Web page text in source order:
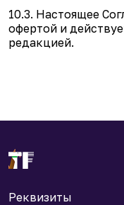
10.3. Настоящее
офертой и
редакцией.
Реквизиты